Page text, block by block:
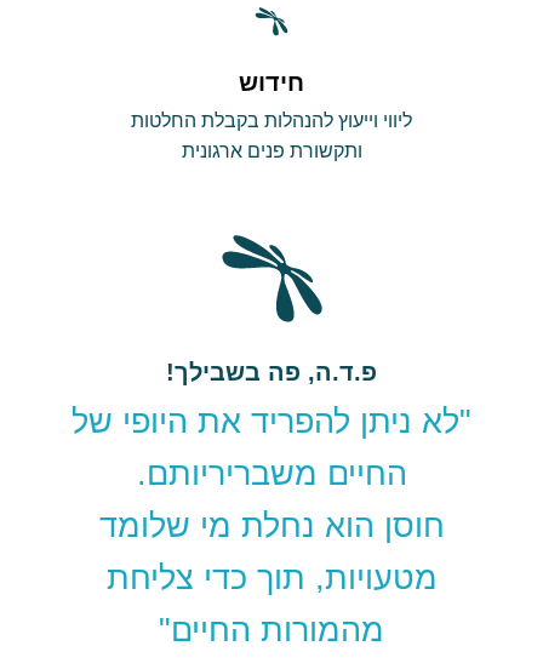
חידוש
ליווי וייעוץ להנהלות בקבלת החלטות
ותקשורת פנים ארגונית
פ.ד.ה, פה בשבילך!
"לא ניתן להפריד את היופי של
החיים משבריריותם.
חוסן הוא נחלת מי שלומד
מטעויות, תוך כדי צליחת
מהמורות החיים"